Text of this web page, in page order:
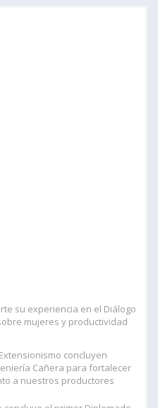
su experiencia en el Diálogo
mujeres y productividad
concluyen
Cañera para fortalecer
a nuestros productores